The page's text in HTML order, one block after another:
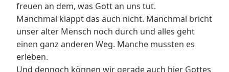
freuen an dem, was Gott an uns tut.
Manchmal klappt das auch nicht. Manchmal bricht
unser alter Mensch noch durch und alles geht
einen ganz anderen Weg. Manche mussten es
erleben.
Und dennoch können wir gerade auch hier Gottes